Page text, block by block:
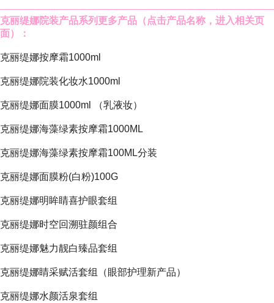
克丽缇娜院装产品系列 更多产品（点击产品名称，进入相关页
面）：
克丽缇娜按摩霜1000ml
克丽缇娜院装化妆水1000ml
克丽缇娜面膜1000ml （乳液妆）
克丽缇娜海藻绿素按摩霜1000ML
克丽缇娜海藻绿素按摩霜100ML分装
克丽缇娜面膜粉(白粉)100G
克丽缇娜明眸睛喜护眼套组
克丽缇娜时空回溯驻颜组合
克丽缇娜魅力靓白臻品套组
克丽缇娜睛采赋活套组（眼部护理新产品）
克丽缇娜水颜活泉套组